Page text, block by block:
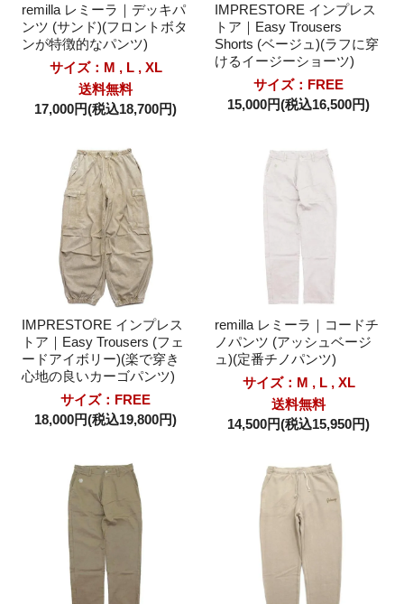
remilla レミーラ｜デッキパ
ンツ (サンド)(フロントボタ
ンが特徴的なパンツ)
サイズ：M , L , XL
送料無料
17,000円(税込18,700円)
IMPRESTORE インプレス
トア｜Easy Trousers
Shorts (ベージュ)(ラフに穿
けるイージーショーツ)
サイズ：FREE
15,000円(税込16,500円)
IMPRESTORE インプレス
トア｜Easy Trousers (フェ
ードアイボリー)(楽で穿き
心地の良いカーゴパンツ)
サイズ：FREE
18,000円(税込19,800円)
remilla レミーラ｜コードチ
ノパンツ (アッシュベージ
ュ)(定番チノパンツ)
サイズ：M , L , XL
送料無料
14,500円(税込15,950円)